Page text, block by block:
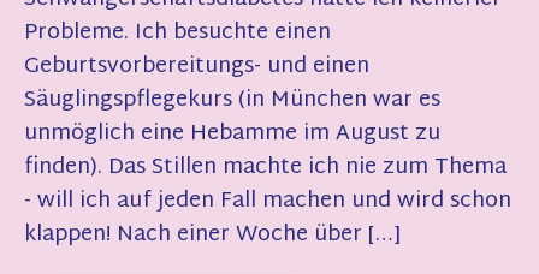
Probleme. Ich besuchte einen
Geburtsvorbereitungs- und einen
Säuglingspflegekurs (in München war es
unmöglich eine Hebamme im August zu
finden). Das Stillen machte ich nie zum Thema
- will ich auf jeden Fall machen und wird schon
klappen! Nach einer Woche über […]